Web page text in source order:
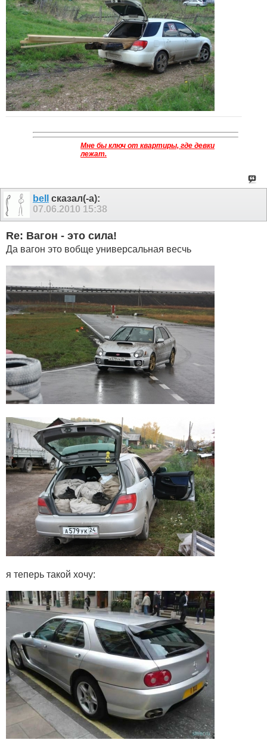
Мне бы ключ от квартиры, где девки
лежат.
bell
сказал(-а):
07.06.2010 15:38
Re: Вагон - это сила!
Да вагон это вобще универсальная весчь
я теперь такой хочу: